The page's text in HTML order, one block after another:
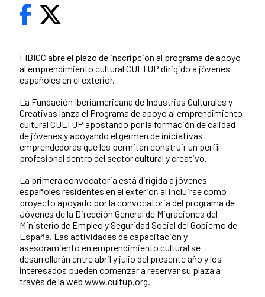
FIBICC abre el plazo de inscripción al programa de apoyo
al emprendimiento cultural CULTUP dirigido a jóvenes
españoles en el exterior.
La Fundación Iberiamericana de Industrias Culturales y
Creativas lanza el Programa de apoyo al emprendimiento
cultural CULTUP apostando por la formación de calidad
de jóvenes y apoyando el germen de iniciativas
emprendedoras que les permitan construir un perfil
profesional dentro del sector cultural y creativo.
La primera convocatoria está dirigida a jóvenes
españoles residentes en el exterior, al incluirse como
proyecto apoyado por la convocatoria del programa de
Jóvenes de la Dirección General de Migraciones del
Ministerio de Empleo y Seguridad Social del Gobierno de
España. Las actividades de capacitación y
asesoramiento en emprendimiento cultural se
desarrollarán entre abril y julio del presente año y los
interesados pueden comenzar a reservar su plaza a
través de la web www.cultup.org.